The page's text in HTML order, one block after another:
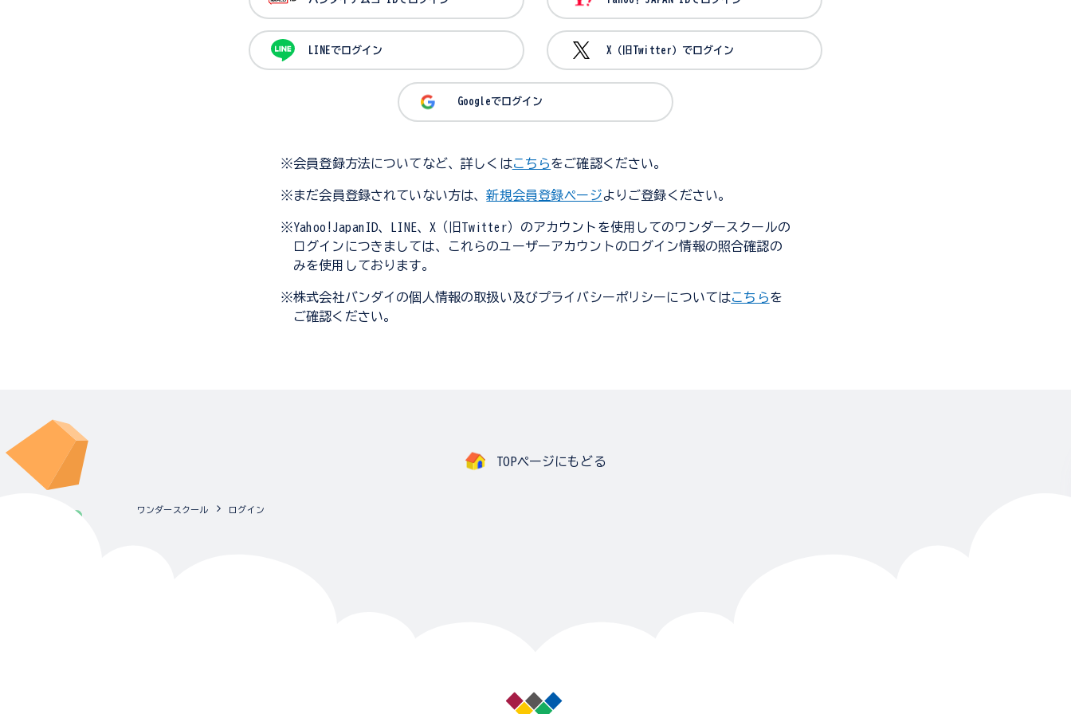
LINEでログイン X（旧Twitter）でログイン
Googleでログイン
※会員登録方法についてなど、詳しくはこちらをご確認ください。
※まだ会員登録されていない方は、新規会員登録ページよりご登録ください。
※Yahoo!JapanID、LINE、X（旧Twitter）のアカウントを使用してのワンダースクールの
ログインにつきましては、これらのユーザーアカウントのログイン情報の照合確認の
みを使用しております。
※株式会社バンダイの個人情報の取扱い及びプライバシーポリシーについてはこちらを
ご確認ください。
TOPページにもどる
ワンダースクール ログイン